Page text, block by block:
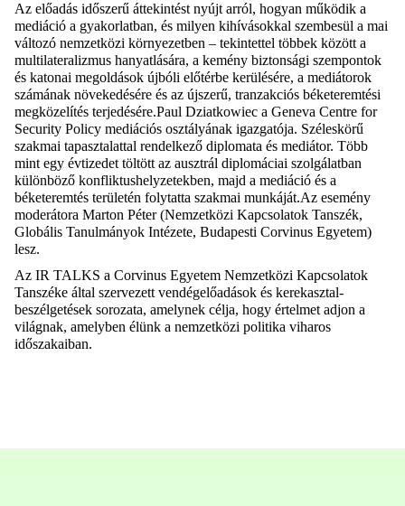
Az előadás időszerű áttekintést nyújt arról, hogyan működik a
mediáció a gyakorlatban, és milyen kihívásokkal szembesül a mai
változó nemzetközi környezetben – tekintettel többek között a
multilateralizmus hanyatlására, a kemény biztonsági szempontok
és katonai megoldások újbóli előtérbe kerülésére, a mediátorok
számának növekedésére és az újszerű, tranzakciós béketeremtési
megközelítés terjedésére.Paul Dziatkowiec a Geneva Centre for
Security Policy mediációs osztályának igazgatója. Széleskörű
szakmai tapasztalattal rendelkező diplomata és mediátor. Több
mint egy évtizedet töltött az ausztrál diplomáciai szolgálatban
különböző konfliktushelyzetekben, majd a mediáció és a
béketeremtés területén folytatta szakmai munkáját.Az esemény
moderátora Marton Péter (Nemzetközi Kapcsolatok Tanszék,
Globális Tanulmányok Intézete, Budapesti Corvinus Egyetem)
lesz.
Az IR TALKS a Corvinus Egyetem Nemzetközi Kapcsolatok
Tanszéke által szervezett vendégelőadások és kerekasztal-
beszélgetések sorozata, amelynek célja, hogy értelmet adjon a
világnak, amelyben élünk a nemzetközi politika viharos
időszakaiban.